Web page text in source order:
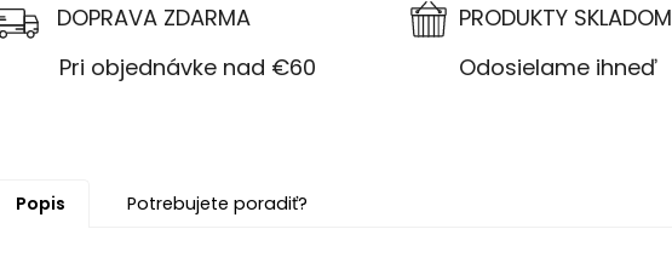
DOPRAVA ZDARMA
Pri objednávke nad €60
PRODUKTY SKLADOM
Odosielame ihneď
Popis Potrebujete poradiť?